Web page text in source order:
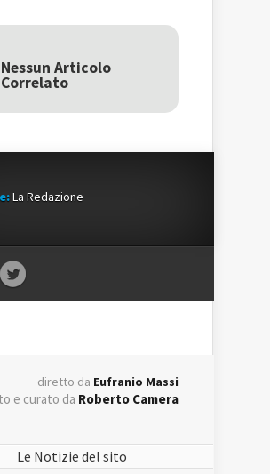
una
nuova
finestra)
nuova
finestra)
una
nuova
Nessun Articolo
Correlato
La Redazione
diretto da Eufranio Massi
e curato da Roberto Camera
Le Notizie del sito